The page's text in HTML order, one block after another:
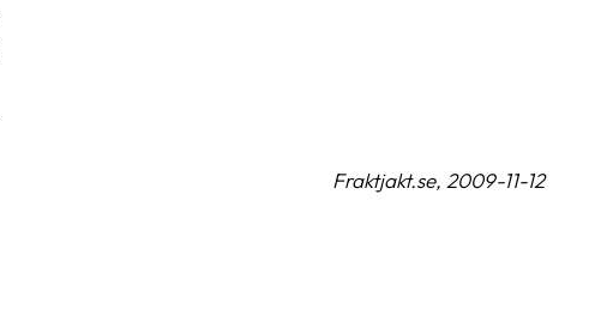
Fraktjakt.se, 2009-11-12